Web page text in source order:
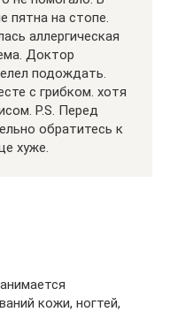
пятна на стопе.
аллергическая
Доктор
подождать.
с грибком. хотя
P.S. Перед
обратитесь к
хуже.
кожи, ногтей,